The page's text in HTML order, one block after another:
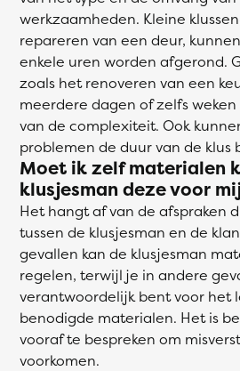
werkzaamheden. Kleine
repareren van een deur,
enkele uren worden afgerond.
zoals het renoveren van een
meerdere dagen of zelfs
van de complexiteit. Ook
problemen de duur van de klus
Moet ik zelf materialen
klusjesman deze voor
Het hangt af van de afspraken
tussen de klusjesman en de
gevallen kan de klusjesman
regelen, terwijl je in andere
verantwoordelijk bent voor het
benodigde materialen. Het is
vooraf te bespreken om
voorkomen.